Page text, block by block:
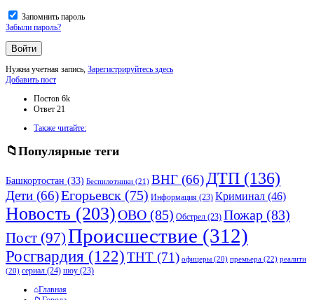
Запомнить пароль
Забыли пароль?
Нужна учетная запись, Зарегистрируйтесь здесь
Боковая
Добавить пост
Статистика
Постов 6k
Ответ 21
Также читайте:
Популярные теги
Башкортостан (33) Беспилотники (21) ВНГ (66) ДТП (136)
Дети (66)Егорьевск (75) Информация (23) Криминал (46)
Новость (203)ОВО (85) Обстрел (23) Пожар (83)
Пост (97)Происшествие (312)
Росгвардия (122)ТНТ (71) офицеры (20) премьера (22) реалити
(20) сериал (24) шоу (23)
Исследовать
Главная